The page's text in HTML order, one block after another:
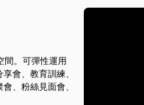
間。可彈性運用
會、教育訓練、
、粉絲見面會、